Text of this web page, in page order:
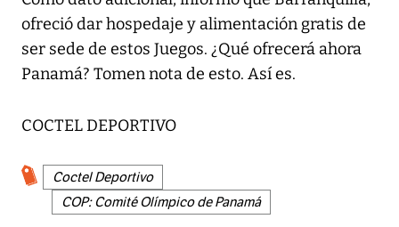
ofreció dar hospedaje y alimentación gratis de
ser sede de estos Juegos. ¿Qué ofrecerá ahora
Panamá? Tomen nota de esto. Así es.
COCTEL DEPORTIVO
Coctel Deportivo
COP: Comité Olímpico de Panamá